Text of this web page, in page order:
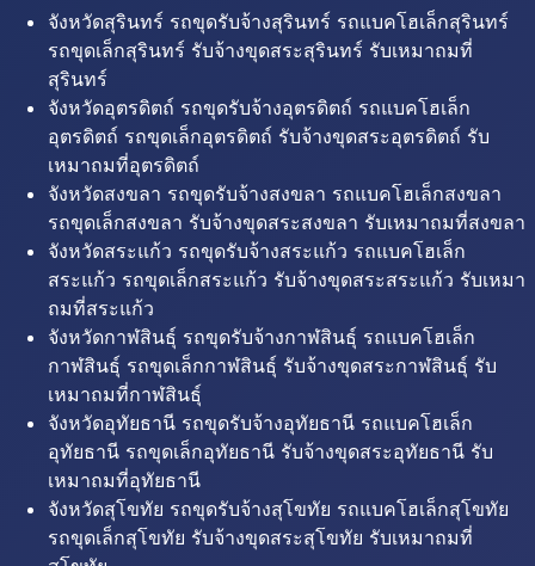
จังหวัดสุรินทร์ รถขุดรับจ้างสุรินทร์ รถแบคโฮเล็กสุรินทร์
รถขุดเล็กสุรินทร์ รับจ้างขุดสระสุรินทร์ รับเหมาถมที่
สุรินทร์
จังหวัดอุตรดิตถ์ รถขุดรับจ้างอุตรดิตถ์ รถแบคโฮเล็ก
อุตรดิตถ์ รถขุดเล็กอุตรดิตถ์ รับจ้างขุดสระอุตรดิตถ์ รับ
เหมาถมที่อุตรดิตถ์
จังหวัดสงขลา รถขุดรับจ้างสงขลา รถแบคโฮเล็กสงขลา
รถขุดเล็กสงขลา รับจ้างขุดสระสงขลา รับเหมาถมที่สงขลา
จังหวัดสระแก้ว รถขุดรับจ้างสระแก้ว รถแบคโฮเล็ก
สระแก้ว รถขุดเล็กสระแก้ว รับจ้างขุดสระสระแก้ว รับเหมา
ถมที่สระแก้ว
จังหวัดกาฬสินธุ์ รถขุดรับจ้างกาฬสินธุ์ รถแบคโฮเล็ก
กาฬสินธุ์ รถขุดเล็กกาฬสินธุ์ รับจ้างขุดสระกาฬสินธุ์ รับ
เหมาถมที่กาฬสินธุ์
จังหวัดอุทัยธานี รถขุดรับจ้างอุทัยธานี รถแบคโฮเล็ก
อุทัยธานี รถขุดเล็กอุทัยธานี รับจ้างขุดสระอุทัยธานี รับ
เหมาถมที่อุทัยธานี
จังหวัดสุโขทัย รถขุดรับจ้างสุโขทัย รถแบคโฮเล็กสุโขทัย
รถขุดเล็กสุโขทัย รับจ้างขุดสระสุโขทัย รับเหมาถมที่